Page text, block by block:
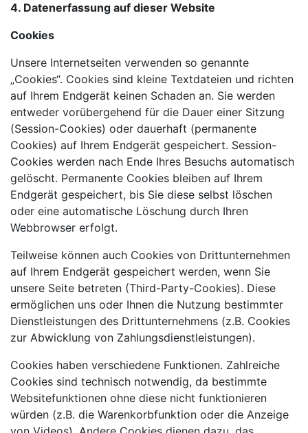
4. Datenerfassung auf dieser Website
Cookies
Unsere Internetseiten verwenden so genannte
„Cookies“. Cookies sind kleine Textdateien und richten
auf Ihrem Endgerät keinen Schaden an. Sie werden
entweder vorübergehend für die Dauer einer Sitzung
(Session-Cookies) oder dauerhaft (permanente
Cookies) auf Ihrem Endgerät gespeichert. Session-
Cookies werden nach Ende Ihres Besuchs automatisch
gelöscht. Permanente Cookies bleiben auf Ihrem
Endgerät gespeichert, bis Sie diese selbst löschen
oder eine automatische Löschung durch Ihren
Webbrowser erfolgt.
Teilweise können auch Cookies von Drittunternehmen
auf Ihrem Endgerät gespeichert werden, wenn Sie
unsere Seite betreten (Third-Party-Cookies). Diese
ermöglichen uns oder Ihnen die Nutzung bestimmter
Dienstleistungen des Drittunternehmens (z.B. Cookies
zur Abwicklung von Zahlungsdienstleistungen).
Cookies haben verschiedene Funktionen. Zahlreiche
Cookies sind technisch notwendig, da bestimmte
Websitefunktionen ohne diese nicht funktionieren
würden (z.B. die Warenkorbfunktion oder die Anzeige